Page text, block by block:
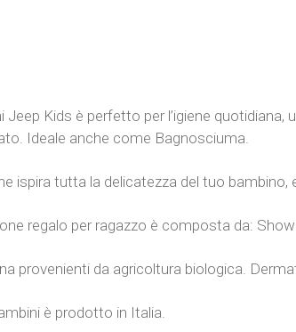
Jeep Kids è perfetto per l’igiene
Ideale anche come Bagnosciuma.
ispira tutta la delicatezza del tuo
regalo per ragazzo è composta da:
provenienti da agricoltura biologica.
è prodotto in Italia.